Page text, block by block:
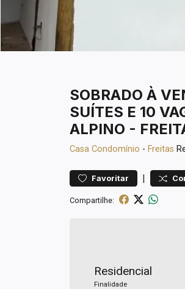
SOBRADO À
SUÍTES E 10
ALPINO -
Casa Condomínio - Freitas
Favoritar |
Compartilhe:
Residencial
Finalidade